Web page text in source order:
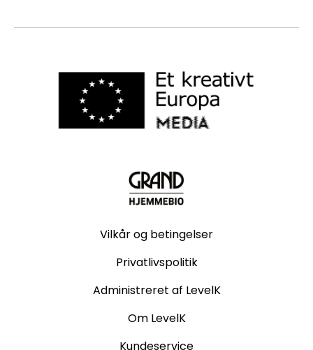
Vilkår og betingelser
Privatlivspolitik
Administreret af LevelK
Om LevelK
Kundeservice